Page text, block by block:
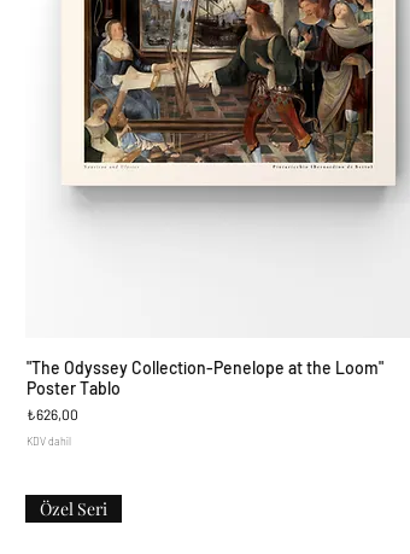
Hızlı Bakış
"The Odyssey Collection-Penelope at the Loom"
Poster Tablo
Fiyat
₺626,00
KDV dahil
Özel Seri